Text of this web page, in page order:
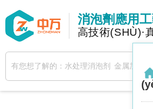
消泡劑應用
高技術(SHÙ)·